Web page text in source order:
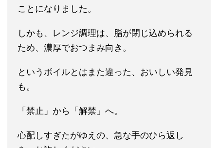
ことになりました。
しかも、レンジ調理は、脂が閉じ込められる
ため、濃厚でおつまみ向き。
というボイルとはまた違った、おいしい発見
も。
「禁止」から「解禁」へ。
心配しすぎたがゆえの、急な手のひら返し